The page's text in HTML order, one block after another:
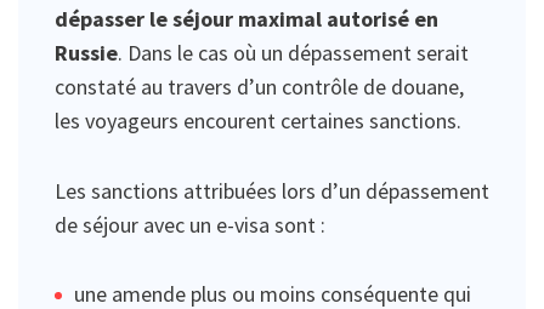
dépasser le séjour maximal autorisé en
Russie. Dans le cas où un dépassement serait
constaté au travers d’un contrôle de douane,
les voyageurs encourent certaines sanctions.
Les sanctions attribuées lors d’un dépassement
de séjour avec un e-visa sont :
une amende plus ou moins conséquente qui